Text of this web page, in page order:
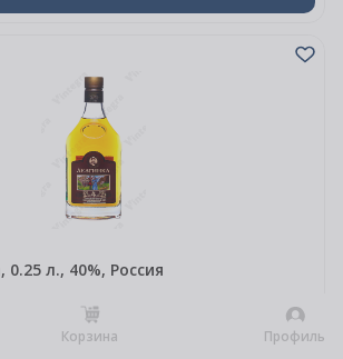
0.25 л., 40%, Россия
Корзина Профиль